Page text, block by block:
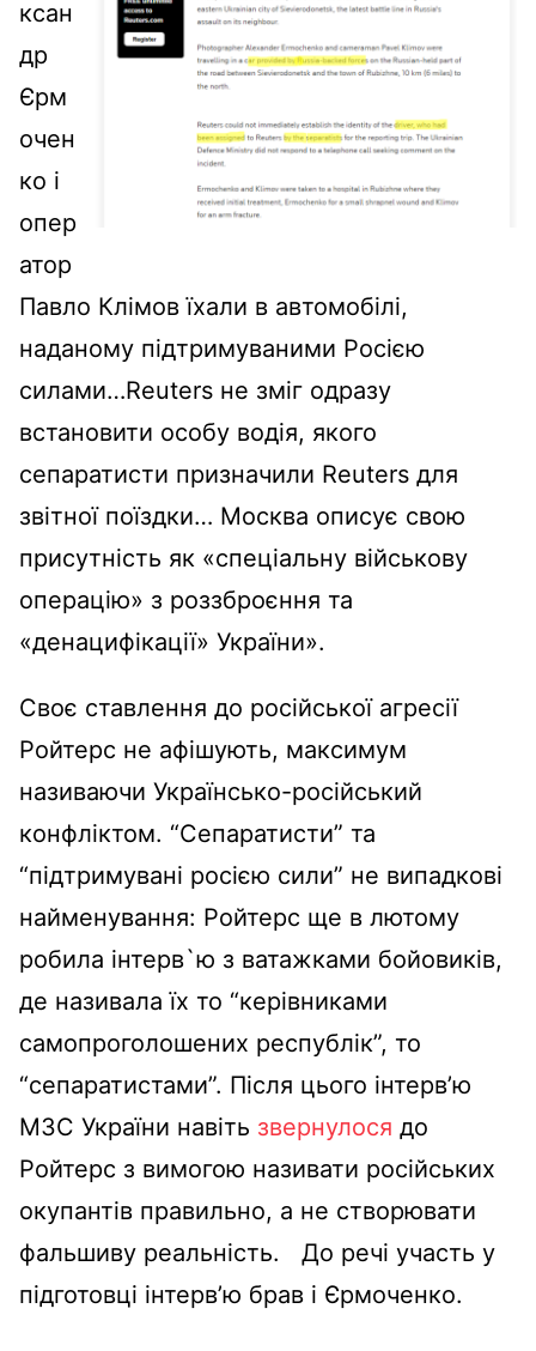
ксан
др
Єрм
очен
ко і
опер
атор
Павло Клімов їхали в автомобілі,
наданому підтримуваними Росією
силами…Reuters не зміг одразу
встановити особу водія, якого
сепаратисти призначили Reuters для
звітної поїздки… Москва описує свою
присутність як «спеціальну військову
операцію» з роззброєння та
«денацифікації» України».
Своє ставлення до російської агресії
Ройтерс не афішують, максимум
називаючи Українсько-російський
конфліктом. “Сепаратисти” та
“підтримувані росією сили” не випадкові
найменування: Ройтерс ще в лютому
робила інтерв`ю з ватажками бойовиків,
де називала їх то “керівниками
самопроголошених республік”, то
“сепаратистами”. Після цього інтерв’ю
МЗС України навіть звернулося до
Ройтерс з вимогою називати російських
окупантів правильно, а не створювати
фальшиву реальність.
До речі участь у
підготовці інтерв’ю брав і Єрмоченко.